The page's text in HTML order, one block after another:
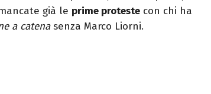
già le prime proteste con chi ha
a catenasenza Marco Liorni.